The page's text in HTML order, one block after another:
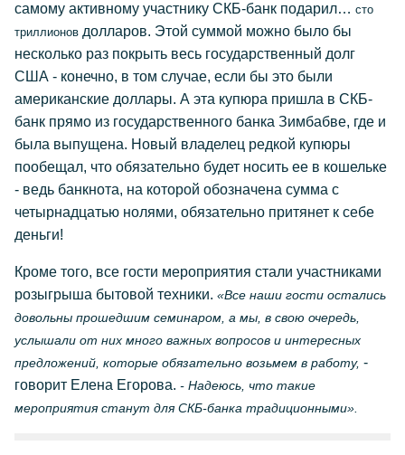
самому активному участнику СКБ-банк подарил… сто
триллионов долларов. Этой суммой можно было бы
несколько раз покрыть весь государственный долг
США - конечно, в том случае, если бы это были
американские доллары. А эта купюра пришла в СКБ-
банк прямо из государственного банка Зимбабве, где и
была выпущена. Новый владелец редкой купюры
пообещал, что обязательно будет носить ее в кошельке
- ведь банкнота, на которой обозначена сумма с
четырнадцатью нолями, обязательно притянет к себе
деньги!
Кроме того, все гости мероприятия стали участниками
розыгрыша бытовой техники. «Все наши гости остались
довольны прошедшим семинаром, а мы, в свою очередь,
услышали от них много важных вопросов и интересных
предложений, которые обязательно возьмем в работу, -
говорит Елена Егорова. - Надеюсь, что такие
мероприятия станут для СКБ-банка традиционными».